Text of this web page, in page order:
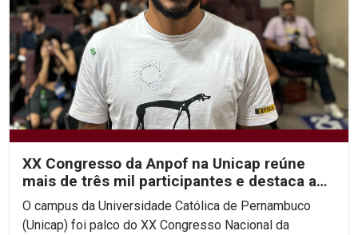
XX Congresso da Anpof na Unicap reúne
mais de três mil participantes e destaca a
importância da...
O campus da Universidade Católica de Pernambuco
(Unicap) foi palco do XX Congresso Nacional da